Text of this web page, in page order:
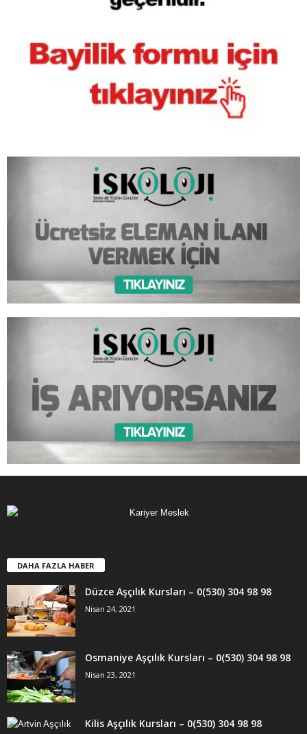
DAHA FAZLA HABER
Düzce Aşçılık Kursları – 0(530) 304 98 98
Nisan 24, 2021
Osmaniye Aşçılık Kursları – 0(530) 304 98 98
Nisan 23, 2021
Kilis Aşçılık Kursları – 0(530) 304 98 98